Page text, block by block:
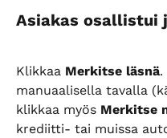
Asiakas osallistui
Klikkaa Merkitse läsnä.
manuaalisella tavalla
klikkaa myös Merkitse
krediitti- tai muissa